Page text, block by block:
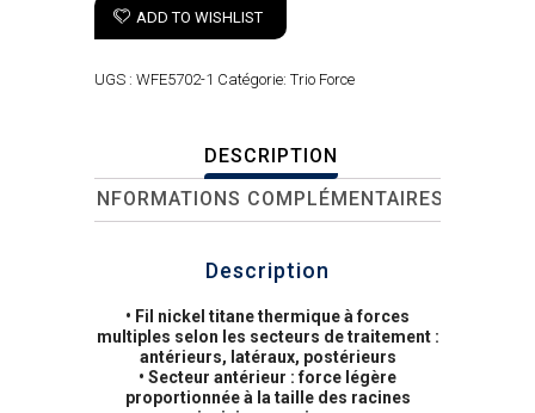
ADD TO WISHLIST
UGS : WFE5702-1 Catégorie: Trio Force
DESCRIPTION
INFORMATIONS COMPLÉMENTAIRES
Description
• Fil nickel titane thermique à forces
multiples selon les secteurs de traitement :
antérieurs, latéraux, postérieurs
• Secteur antérieur : force légère
proportionnée à la taille des racines